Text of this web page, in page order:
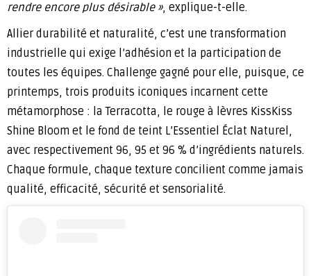
rendre encore plus désirable », explique-t-elle.
Allier durabilité et naturalité, c’est une transformation
industrielle qui exige l’adhésion et la participation de
toutes les équipes. Challenge gagné pour elle, puisque, ce
printemps, trois produits iconiques incarnent cette
métamorphose : la Terracotta, le rouge à lèvres KissKiss
Shine Bloom et le fond de teint L’Essentiel Éclat Naturel,
avec respectivement 96, 95 et 96 % d’ingrédients naturels.
Chaque formule, chaque texture concilient comme jamais
qualité, efficacité, sécurité et sensorialité.